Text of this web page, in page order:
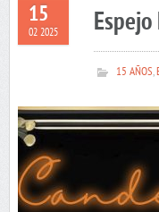
15
02 2025
15 AÑOS,